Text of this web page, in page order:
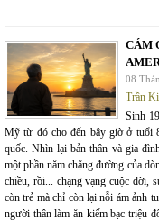
CÁM
08
Trần
Sinh
Mỹ từ đó cho đến bây giờ ở tuổi
quốc. Nhìn lại bản thân và gia
một phần năm chặng đường của
chiều, rồi... chạng vạng cuộc đời,
còn trẻ mà chỉ còn lại nỗi ám ảnh
người thân làm ăn kiếm bạc triệu